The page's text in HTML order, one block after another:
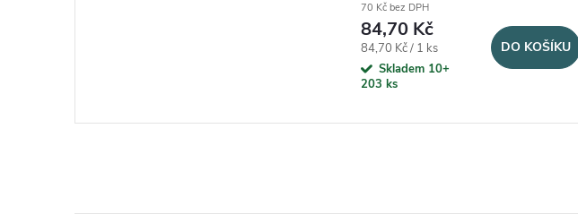
70 Kč bez DPH
84,70 Kč
Měrná cena:
84,70 Kč / 1 ks
Skladem 10+
203 ks
DO KOŠÍKU